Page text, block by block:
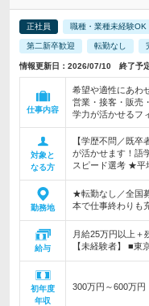
正社員 職種・業種未経験OK
第二新卒歓迎 転勤なし
情報更新日：2026/07/10 終了予
仕事内容
希望や適性にあわ
営業・接客・販売
学力が活かせるフ
対象と
なる方
【学歴不問／既
が活かせます！語
スピード選考 ★平
勤務地
★転勤なし／全国
本で仕事終わりも
給与
月給25万円以上＋
【未経験者】 ■東
初年度
年収
300万円～600万円